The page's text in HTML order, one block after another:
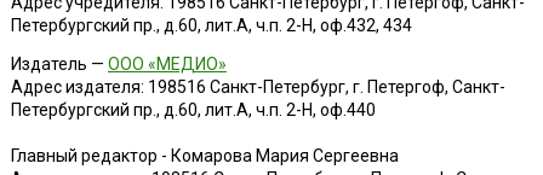
Петербургский пр., д.60, лит.А, ч.п. 2-Н, оф.432, 434
Издатель — ООО «МЕДИО»
Адрес издателя: 198516 Санкт-Петербург, г. Петергоф, Санкт-
Петербургский пр., д.60, лит.А, ч.п. 2-Н, оф.440
Главный редактор - Комарова Мария Сергеевна